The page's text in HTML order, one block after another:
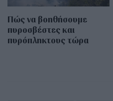
Πώς να βοηθήσουμε
πυροσβέστες και
πυρόπληκτους τώρα